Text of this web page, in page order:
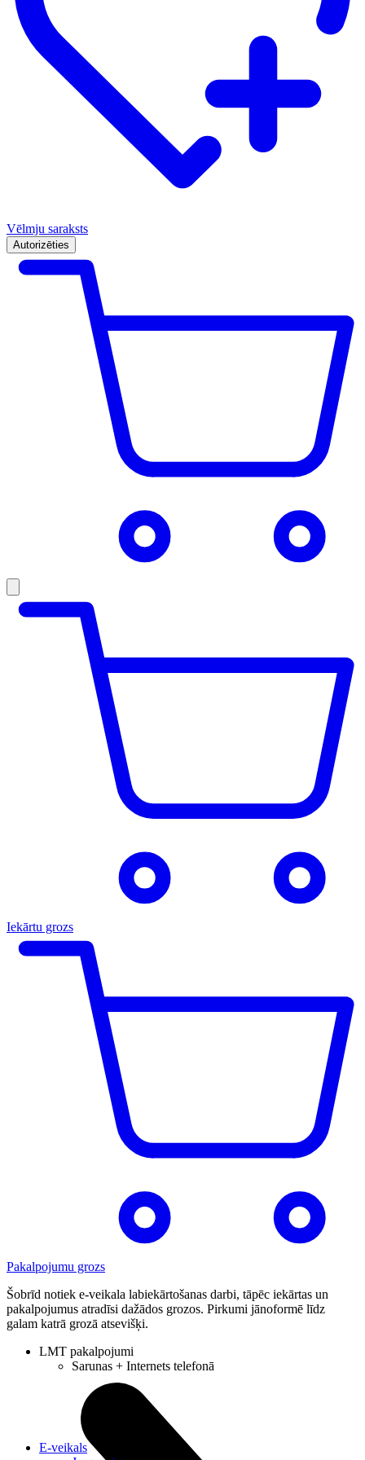
Vēlmju saraksts
Autorizēties
Iekārtu grozs
Pakalpojumu grozs
Šobrīd notiek e-veikala labiekārtošanas darbi, tāpēc iekārtas un
pakalpojumus atradīsi dažādos grozos. Pirkumi jānoformē līdz
galam katrā grozā atsevišķi.
LMT pakalpojumi
Sarunas + Internets telefonā
E-veikals